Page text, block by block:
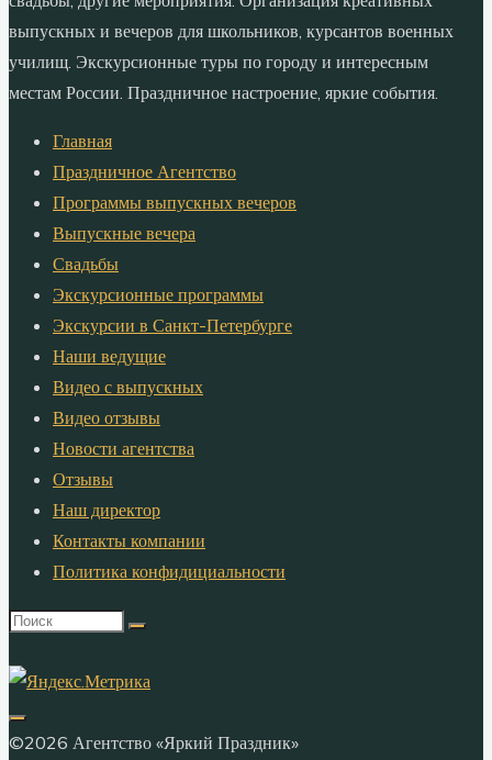
выпускных и вечеров для школьников, курсантов военных
училищ. Экскурсионные туры по городу и интересным
местам России. Праздничное настроение, яркие события.
Главная
Праздничное Агентство
Программы выпускных вечеров
Выпускные вечера
Свадьбы
Экскурсионные программы
Экскурсии в Санкт-Петербурге
Наши ведущие
Видео с выпускных
Видео отзывы
Новости агентства
Отзывы
Наш директор
Контакты компании
Политика конфидициальности
Что
©2026 Агентство «Яркий Праздник»